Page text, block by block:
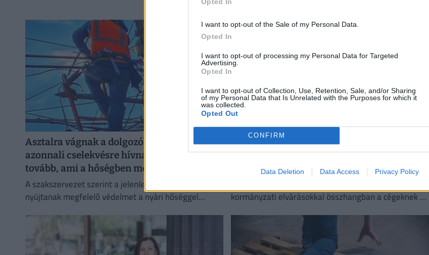
I want to opt-out of the Sale of my Personal Data.
Opted In
I want to opt-out of processing my Personal Data for Targeted
Advertising.
Opted In
I want to opt-out of Collection, Use, Retention, Sale, and/or Sharing
of my Personal Data that Is Unrelated with the Purposes for which it
was collected.
Opted Out
CONFIRM
Data Deletion Data Access Privacy Policy
Asztalra vágnak a dolgozók védelmében:
azonnali cselekvésre hívnak, nem tűrik
tovább, ami a hőségben megy
A szakszervezet szerint a jelenlegi előírások nem
nyújtanak megfelelő védelmet a nyári hőséggel
Így próbálják túlélni a kegyetlen hőséget a
magyar melósok: ingyen sör és jégkrém jár
a gyárakban
kormányzati elvárásokkal összhangban a cégeknek az